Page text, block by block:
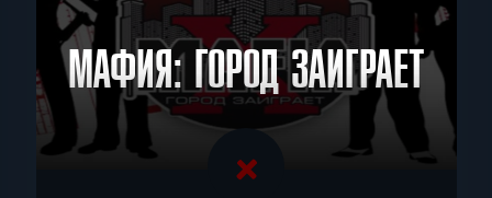
МАФИЯ: ГОРОД ЗАИГРАЕТ